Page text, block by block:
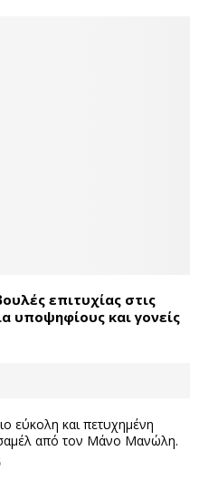
επιτυχίας στις
υποψηφίους και γονείς
εύκολη και πετυχημένη
από τον Μάνο Μανώλη.